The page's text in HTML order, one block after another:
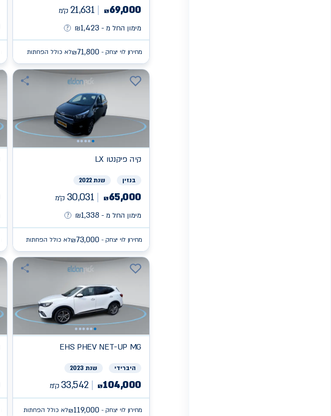
₪69,000
21,631 ק״מ
מימון החל מ -
₪1,423
מחירון לוי יצחק - ₪71,800 לא כולל הפחתות
קיהפיקנטו LX
בנזין שנת 2022
₪65,000
30,031 ק״מ
מימון החל מ -
₪1,338
מחירון לוי יצחק - ₪73,000 לא כולל הפחתות
MG
EHS PHEV NET-UP
היברידי שנת 2023
₪104,000
33,542 ק״מ
מחירון לוי יצחק - ₪119,000 לא כולל הפחתות